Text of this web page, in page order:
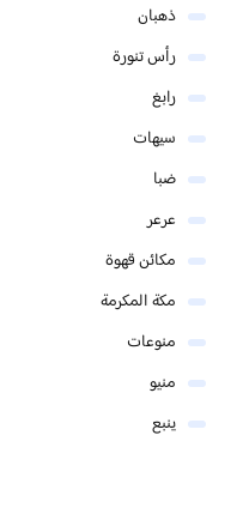
ذهبان
رأس تنورة
رابغ
سيهات
ضبا
عرعر
مكائن قهوة
مكة المكرمة
منوعات
منيو
ينبع